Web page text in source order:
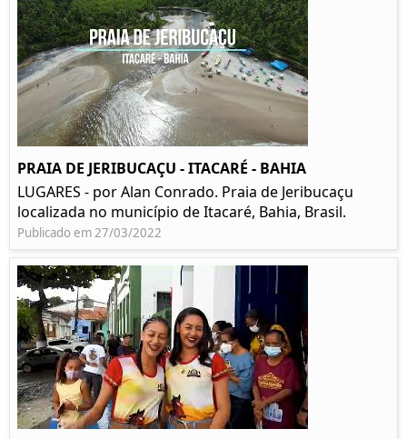
PRAIA DE JERIBUCAÇU - ITACARÉ - BAHIA
LUGARES - por Alan Conrado. Praia de Jeribucaçu
localizada no município de Itacaré, Bahia, Brasil.
Publicado em 27/03/2022